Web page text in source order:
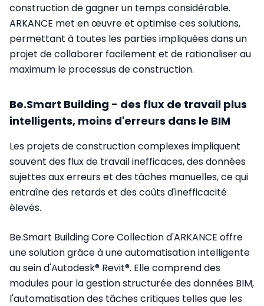
construction de gagner un temps considérable.
ARKANCE met en œuvre et optimise ces solutions,
permettant à toutes les parties impliquées dans un
projet de collaborer facilement et de rationaliser au
maximum le processus de construction.
Be.Smart Building - des flux de travail plus
intelligents, moins d'erreurs dans le BIM
Les projets de construction complexes impliquent
souvent des flux de travail inefficaces, des données
sujettes aux erreurs et des tâches manuelles, ce qui
entraîne des retards et des coûts d'inefficacité
élevés.
Be.Smart Building Core Collection d'ARKANCE offre
une solution grâce à une automatisation intelligente
au sein d'Autodesk® Revit®. Elle comprend des
modules pour la gestion structurée des données BIM,
l'automatisation des tâches critiques telles que les